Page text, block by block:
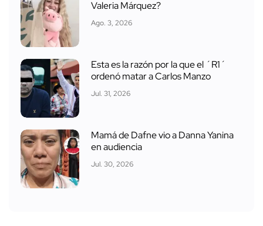
Valeria Márquez?
Ago. 3, 2026
Esta es la razón por la que el ´R1´
ordenó matar a Carlos Manzo
Jul. 31, 2026
Mamá de Dafne vio a Danna Yanina
en audiencia
Jul. 30, 2026